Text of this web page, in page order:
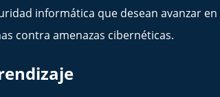
informática que desean avanzar
contra amenazas cibernéticas.